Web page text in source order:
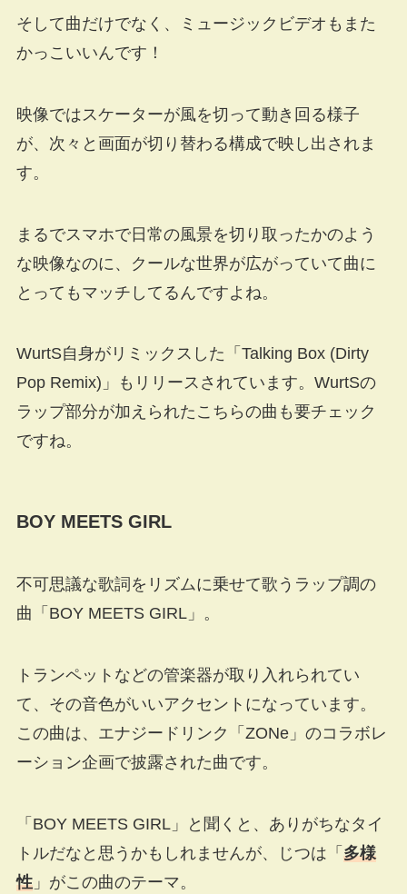
そして曲だけでなく、ミュージックビデオもまた
かっこいいんです！
映像ではスケーターが風を切って動き回る様子
が、次々と画面が切り替わる構成で映し出されま
す。
まるでスマホで日常の風景を切り取ったかのよう
な映像なのに、クールな世界が広がっていて曲に
とってもマッチしてるんですよね。
WurtS自身がリミックスした「Talking Box (Dirty
Pop Remix)」もリリースされています。WurtSの
ラップ部分が加えられたこちらの曲も要チェック
ですね。
BOY MEETS GIRL
不可思議な歌詞をリズムに乗せて歌うラップ調の
曲「BOY MEETS GIRL」。
トランペットなどの管楽器が取り入れられてい
て、その音色がいいアクセントになっています。
この曲は、エナジードリンク「ZONe」のコラボレ
ーション企画で披露された曲です。
「BOY MEETS GIRL」と聞くと、ありがちなタイ
トルだなと思うかもしれませんが、じつは「 多様
性」がこの曲のテーマ。